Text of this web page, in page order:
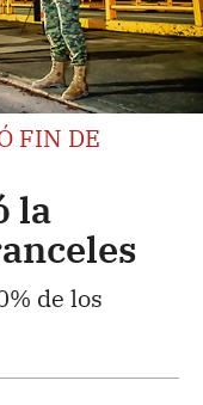
FIN DE
la
de los